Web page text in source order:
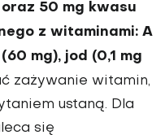
50 mg kwasu
z wita­minami: A
mg), jod (0,1 mg
zażywanie witamin,
ustaną. Dla
się